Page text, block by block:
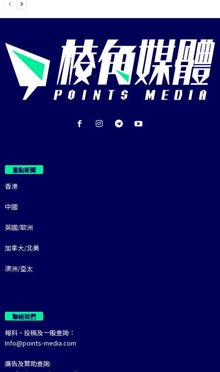
重點新聞
香港
中國
英國/歐洲
加拿大/北美
澳洲/亞太
聯絡我們
報料、投稿及一般查詢：
Info@points-media.com
廣告及贊助查詢: